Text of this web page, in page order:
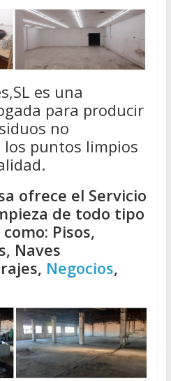
es una
para producir
no
los puntos limpios
ofrece el Servicio
de todo tipo
Pisos,
Naves
Negocios,